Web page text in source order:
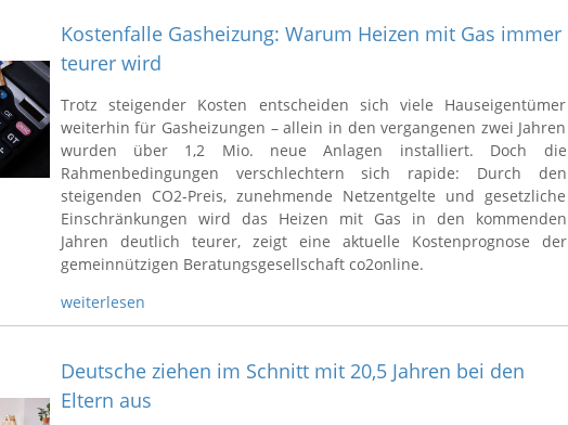
Kostenfalle Gasheizung: Warum Heizen mit Gas immer
teurer wird
Trotz steigender Kosten entscheiden sich viele Hauseigentümer
weiterhin für Gasheizungen – allein in den vergangenen zwei Jahren
wurden über 1,2 Mio. neue Anlagen installiert. Doch die
Rahmenbedingungen verschlechtern sich rapide: Durch den
steigenden CO2-Preis, zunehmende Netzentgelte und gesetzliche
Einschränkungen wird das Heizen mit Gas in den kommenden
Jahren deutlich teurer, zeigt eine aktuelle Kostenprognose der
gemeinnützigen Beratungsgesellschaft co2online.
weiterlesen
Deutsche ziehen im Schnitt mit 20,5 Jahren bei den
Eltern aus